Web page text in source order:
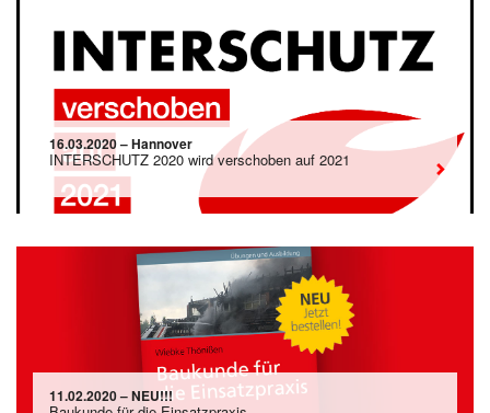
16.03.2020 – Hannover
INTERSCHUTZ 2020 wird verschoben auf 2021
11.02.2020 – NEU!!!